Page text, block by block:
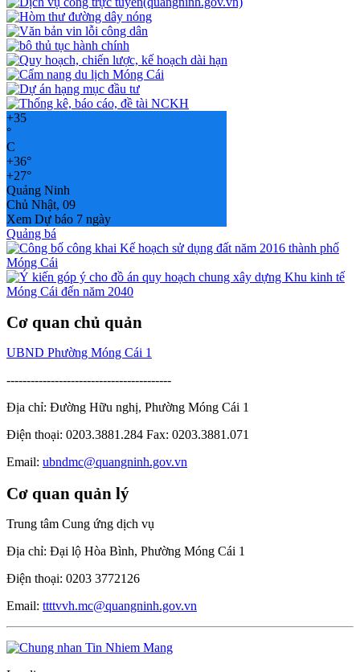
+35
°
C
+36°
+27°
Quảng Ninh
Chủ Nhật, 09
Xem Dự báo 7 ngày
Quảng bá
Cơ quan chủ quản
UBND Phường Móng Cái 1
-----------------------------------------
Địa chỉ: Đường Hữu nghị, Phường Móng Cái 1
Điện thoại: 0203.3881.284 Fax: 0203.3881.071
Email: ubndmc@quangninh.gov.vn
Cơ quan quản lý
Trung tâm Cung ứng dịch vụ
Địa chỉ: Đại lộ Hòa Bình, Phường Móng Cái 1
Điện thoại: 0203 3772126
Email: ttttvvh.mc@quangninh.gov.vn